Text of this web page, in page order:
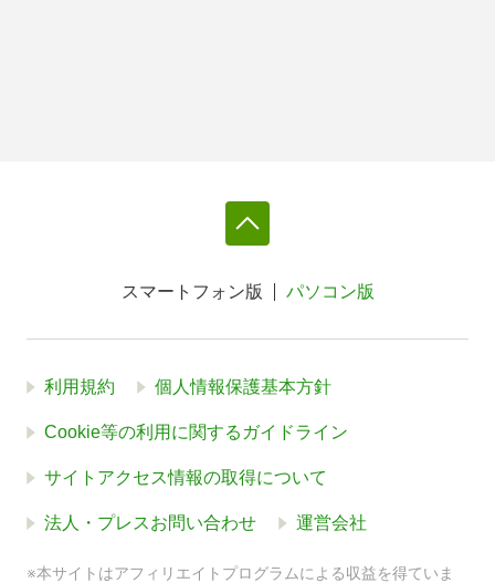
スマートフォン版 パソコン版
利用規約 個人情報保護基本方針
Cookie等の利用に関するガイドライン
サイトアクセス情報の取得について
法人・プレスお問い合わせ 運営会社
※本サイトはアフィリエイトプログラムによる収益を得ていま